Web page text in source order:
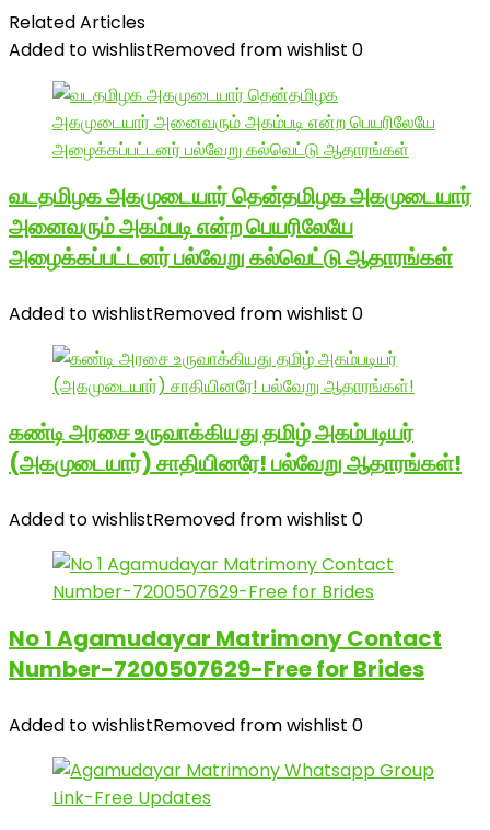
Related Articles
Added to wishlistRemoved from wishlist 0
வடதமிழக அகமுடையார் தென்தமிழக அகமுடையார்
அனைவரும் அகம்படி என்ற பெயரிலேயே
அழைக்கப்பட்டனர் பல்வேறு கல்வெட்டு ஆதாரங்கள்
Added to wishlistRemoved from wishlist 0
கண்டி அரசை உருவாக்கியது தமிழ் அகம்படியர்
(அகமுடையார்) சாதியினரே! பல்வேறு ஆதாரங்கள்!
Added to wishlistRemoved from wishlist 0
No 1 Agamudayar Matrimony Contact
Number-7200507629-Free for Brides
Added to wishlistRemoved from wishlist 0